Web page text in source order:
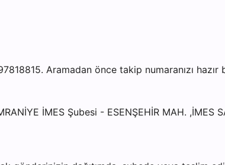
Aramadan önce takip numaranızı hazır
İMES Şubesi - ESENŞEHİR MAH. ,İMES